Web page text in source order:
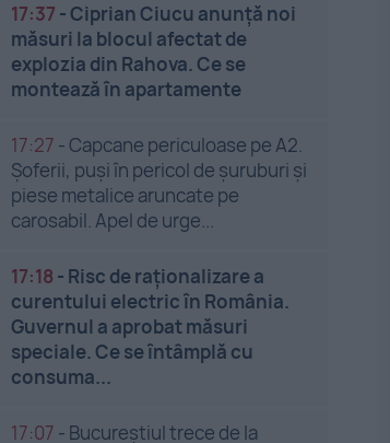
17:37 -Ciprian Ciucu anunță noi
măsuri la blocul afectat de
explozia din Rahova. Ce se
montează în apartamente
17:27 -Capcane periculoase pe A2.
Șoferii, puși în pericol de șuruburi și
piese metalice aruncate pe
carosabil. Apel de urge...
17:18 - Risc de raționalizare a
curentului electric în România.
Guvernul a aprobat măsuri
speciale. Ce se întâmplă cu
consuma...
17:07 - Bucureștiul trece de la